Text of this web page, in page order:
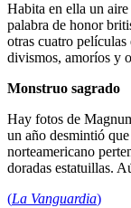
Habita en ella un
palabra de honor
otras cuatro
divismos, amoríos y
Monstruo sagrado
Hay fotos de
un año desmintió
norteamericano
doradas estatuillas.
(La Vanguardia)